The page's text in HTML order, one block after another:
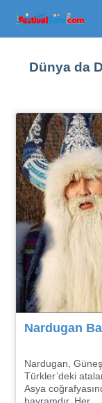
Dünya da
Nardugan
Nardugan,
Türkler’deki
Asya
bayramdır. Her...